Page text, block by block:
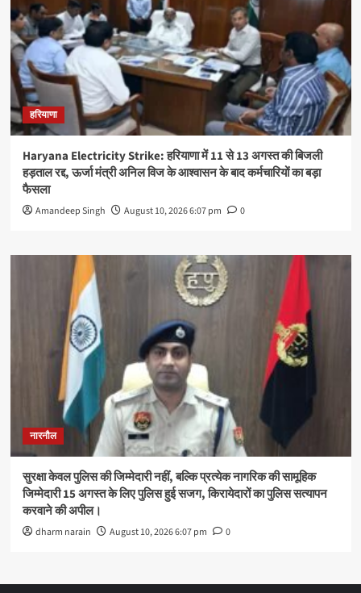
हरियाणा
Haryana Electricity Strike: हरियाणा में 11 से 13 अगस्त की बिजली
हड़ताल रद्द, ऊर्जा मंत्री अनिल विज के आश्वासन के बाद कर्मचारियों का बड़ा
फैसला
Amandeep Singh August 10, 2026 6:07 pm 0
नारनौल
सुरक्षा केवल पुलिस की जिम्मेदारी नहीं, बल्कि प्रत्येक नागरिक की सामूहिक
जिम्मेदारी 15 अगस्त के लिए पुलिस हुई सजग, किरायेदारों का पुलिस सत्यापन
करवाने की अपील।
dharm narain August 10, 2026 6:07 pm 0